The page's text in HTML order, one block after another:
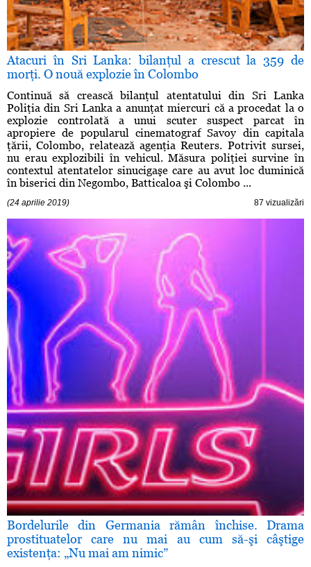
Atacuri în Sri Lanka: bilanţul a crescut la 359 de
morţi. O nouă explozie în Colombo
Continuă să crească bilanţul atentatului din Sri Lanka
Poliţia din Sri Lanka a anunţat miercuri că a procedat la o
explozie controlată a unui scuter suspect parcat în
apropiere de popularul cinematograf Savoy din capitala
ţării, Colombo, relatează agenţia Reuters. Potrivit sursei,
nu erau explozibili în vehicul. Măsura poliţiei survine în
contextul atentatelor sinucigaşe care au avut loc duminică
în biserici din Negombo, Batticaloa şi Colombo ...
(24 aprilie 2019) 87 vizualizări
Bordelurile din Germania rămân închise. Drama
prostituatelor care nu mai au cum să-şi câştige
existenţa: „Nu mai am nimic”